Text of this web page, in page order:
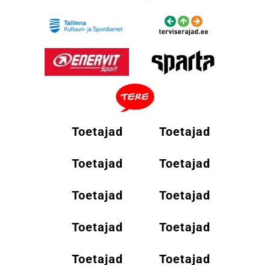
Toetajad Toetajad
Toetajad Toetajad
Toetajad Toetajad
Toetajad Toetajad
Toetajad Toetajad